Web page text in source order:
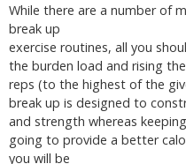
While there are a number of
break up
exercise routines, all you
the burden load and rising the
reps (to the highest of the
break up is designed to
and strength whereas
going to provide a better
you will be